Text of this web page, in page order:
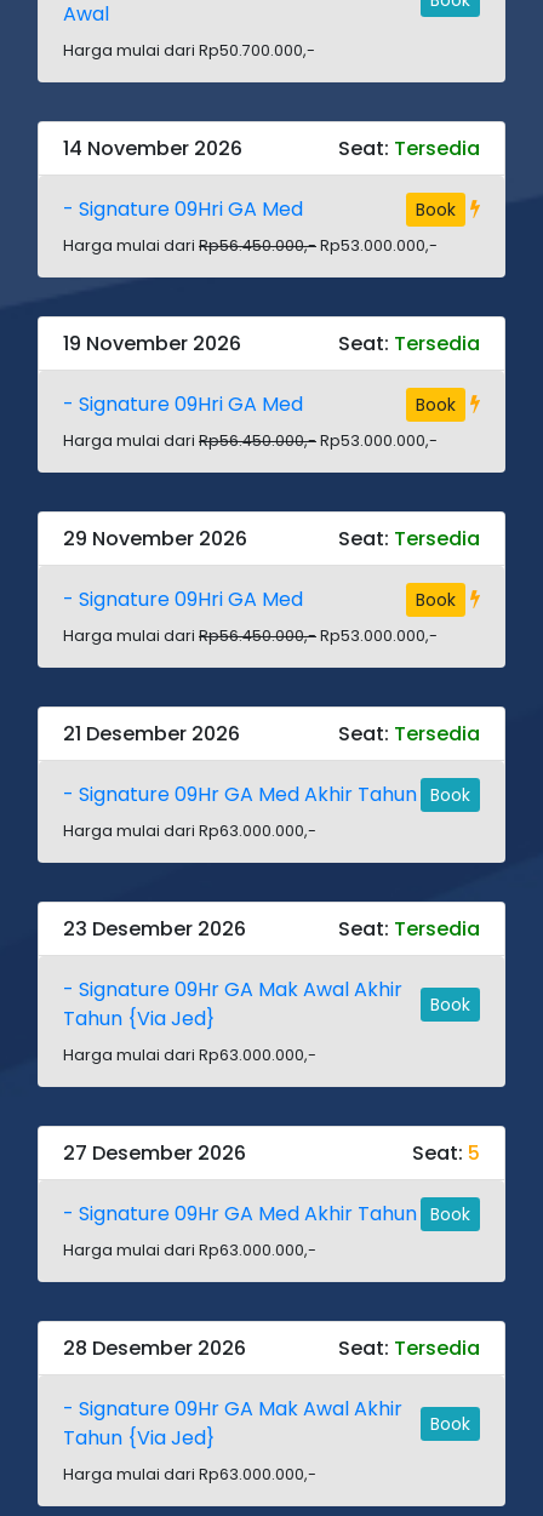
Awal
Harga mulai dari Rp50.700.000,-
14 November 2026 Seat: Tersedia
- Signature 09Hri GA Med Book
Harga mulai dari Rp56.450.000,-Rp53.000.000,-
19 November 2026 Seat: Tersedia
- Signature 09Hri GA Med Book
Harga mulai dari Rp56.450.000,-Rp53.000.000,-
29 November 2026 Seat: Tersedia
- Signature 09Hri GA Med Book
Harga mulai dari Rp56.450.000,-Rp53.000.000,-
21 Desember 2026 Seat: Tersedia
- Signature 09Hr GA Med Akhir Tahun Book
Harga mulai dari Rp63.000.000,-
23 Desember 2026 Seat: Tersedia
- Signature 09Hr GA Mak Awal Akhir
Tahun {Via Jed}
Book
Harga mulai dari Rp63.000.000,-
27 Desember 2026 Seat: 5
- Signature 09Hr GA Med Akhir Tahun Book
Harga mulai dari Rp63.000.000,-
28 Desember 2026 Seat: Tersedia
- Signature 09Hr GA Mak Awal Akhir
Tahun {Via Jed}
Book
Harga mulai dari Rp63.000.000,-